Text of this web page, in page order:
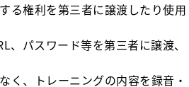
る権利を第三者に譲渡したり使用
、パスワード等を第三者に譲渡、
く、トレーニングの内容を録音・